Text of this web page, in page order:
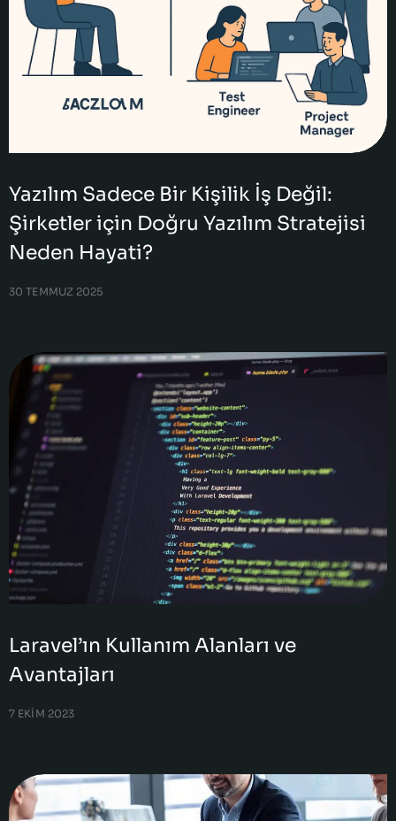
Yazılım Sadece Bir Kişilik İş Değil:
Şirketler için Doğru Yazılım Stratejisi
Neden Hayati?
30 TEMMUZ 2025
Laravel’ın Kullanım Alanları ve
Avantajları
7 EKIM 2023